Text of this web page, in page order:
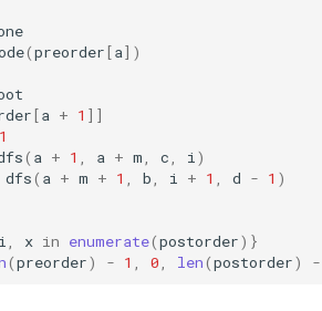
(preorder[a])
[a + 1 ]]
1
( a + 1 , a + m, c, i)
dfs( a + m + 1 , b, i + 1 , d - 1 )
i, x in enumerate(postorder)}
(preorder) - 1 , 0, len(postorder) -